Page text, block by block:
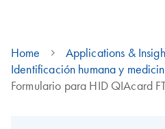
Home
Applications &
Identificación humana y
Formulario para HID QIAcard